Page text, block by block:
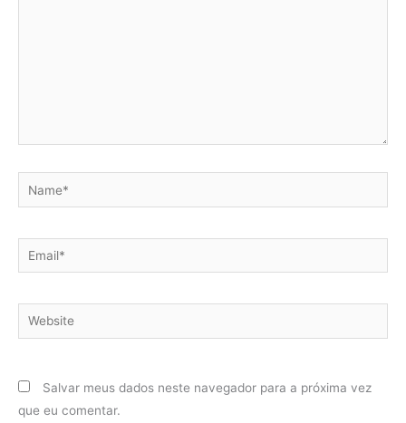
Name*
Email*
Website
Salvar meus dados neste navegador para a próxima vez
que eu comentar.